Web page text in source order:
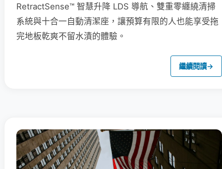
RetractSense™ 智慧升降 LDS 導航、雙重零纏繞清掃
系統與十合一自動清潔座，讓預算有限的人也能享受拖
完地板乾爽不留水漬的體驗。
繼續閱讀→